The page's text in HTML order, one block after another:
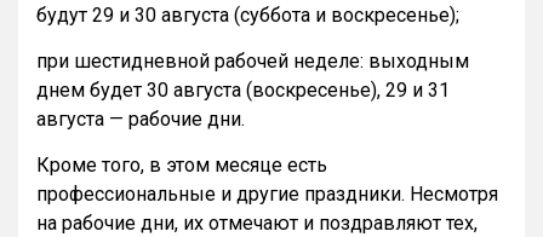
будут 29 и 30 августа (суббота и воскресенье);
при шестидневной рабочей неделе: выходным
днем будет 30 августа (воскресенье), 29 и 31
августа — рабочие дни.
Кроме того, в этом месяце есть
профессиональные и другие праздники. Несмотря
на рабочие дни, их отмечают и поздравляют тех,